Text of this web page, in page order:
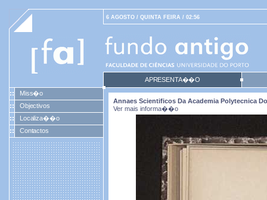
6 AGOSTO / QUINTA FEIRA / 02:56
APRESENTA��O
Miss�o
Objectivos
Localiza��o
Contactos
Annaes Scientificos Da Academia Polytecnica
Ver mais informa��o